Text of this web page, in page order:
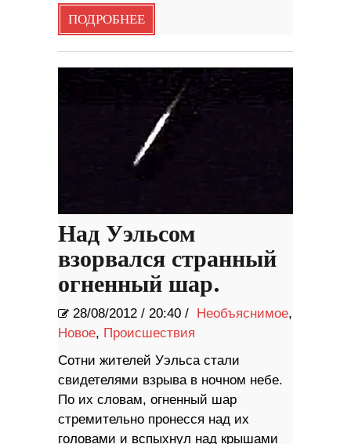
ПОДРОБНЕЕ
Над Уэльсом
взорвался странный
огненный шар.
28/08/2012 / 20:40 / Необъяснимое,
Новое, Происшествия
Сотни жителей Уэльса стали
свидетелями взрыва в ночном небе.
По их словам, огненный шар
стремительно пронесся над их
головами и вспыхнул над крышами